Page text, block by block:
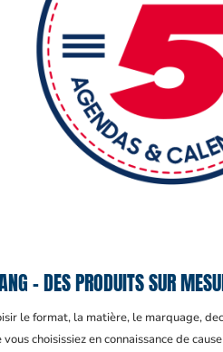
– DES PRODUITS SUR
le format, la matière, le marquage,
choisissiez en connaissance de